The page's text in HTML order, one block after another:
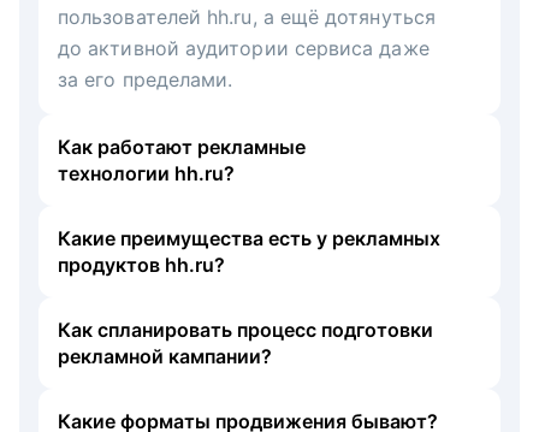
пользователей hh.ru, а ещё дотянуться
до активной аудитории сервиса даже
за его пределами.
Как работают рекламные
технологии hh.ru?
Какие преимущества есть у рекламных
продуктов hh.ru?
Как спланировать процесс подготовки
рекламной кампании?
Какие форматы продвижения бывают?